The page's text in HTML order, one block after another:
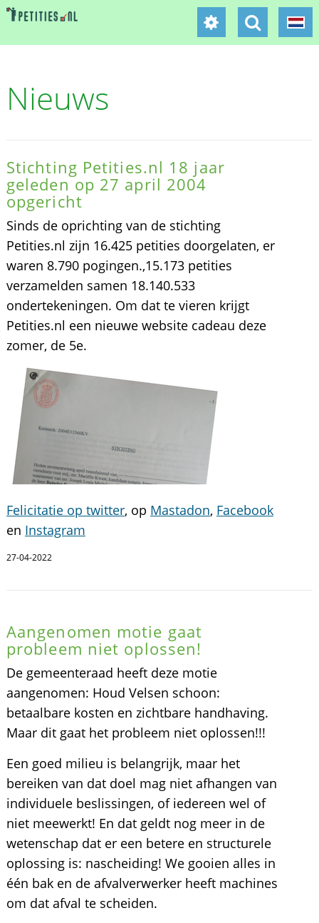
Nieuws
Stichting Petities.nl 18 jaar
geleden op 27 april 2004
opgericht
Sinds de oprichting van de stichting
Petities.nl zijn 16.425 petities doorgelaten, er
waren 8.790 pogingen.,15.173 petities
verzamelden samen 18.140.533
ondertekeningen. Om dat te vieren krijgt
Petities.nl een nieuwe website cadeau deze
zomer, de 5e.
Felicitatie op twitter, op Mastadon, Facebook
en Instagram
27-04-2022
Aangenomen motie gaat
probleem niet oplossen!
De gemeenteraad heeft deze motie
aangenomen: Houd Velsen schoon:
betaalbare kosten en zichtbare handhaving.
Maar dit gaat het probleem niet oplossen!!!
Een goed milieu is belangrijk, maar het
bereiken van dat doel mag niet afhangen van
individuele beslissingen, of iedereen wel of
niet meewerkt! En dat geldt nog meer in de
wetenschap dat er een betere en structurele
oplossing is: nascheiding! We gooien alles in
één bak en de afvalverwerker heeft machines
om dat afval te scheiden.